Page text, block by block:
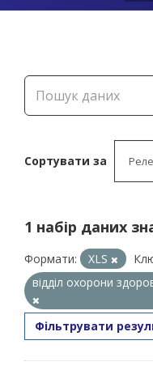
Сортувати за
1 набір даних
Формати: XLS
відділ охорони
Фільтрувати